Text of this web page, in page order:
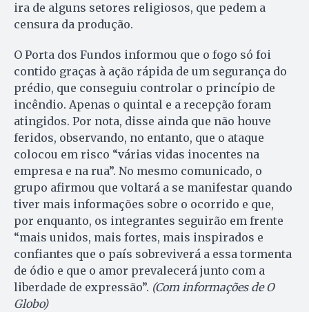
ira de alguns setores religiosos, que pedem a
censura da produção.
O Porta dos Fundos informou que o fogo só foi
contido graças à ação rápida de um segurança do
prédio, que conseguiu controlar o princípio de
incêndio. Apenas o quintal e a recepção foram
atingidos. Por nota, disse ainda que não houve
feridos, observando, no entanto, que o ataque
colocou em risco “várias vidas inocentes na
empresa e na rua”. No mesmo comunicado, o
grupo afirmou que voltará a se manifestar quando
tiver mais informações sobre o ocorrido e que,
por enquanto, os integrantes seguirão em frente
“mais unidos, mais fortes, mais inspirados e
confiantes que o país sobreviverá a essa tormenta
de ódio e que o amor prevalecerá junto com a
liberdade de expressão”. (Com informações de O
Globo)